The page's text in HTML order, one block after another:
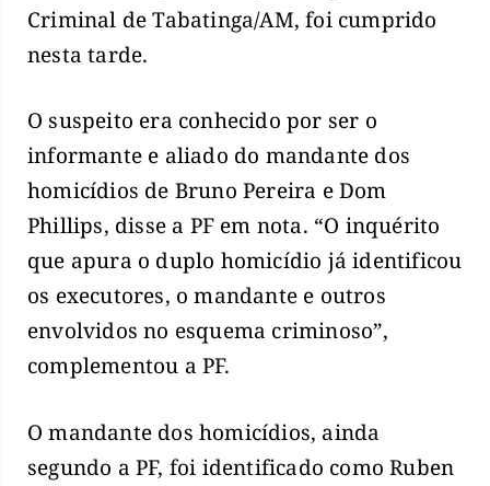
Criminal de Tabatinga/AM, foi cumprido
nesta tarde.
O suspeito era conhecido por ser o
informante e aliado do mandante dos
homicídios de Bruno Pereira e Dom
Phillips, disse a PF em nota. “O inquérito
que apura o duplo homicídio já identificou
os executores, o mandante e outros
envolvidos no esquema criminoso”,
complementou a PF.
O mandante dos homicídios, ainda
segundo a PF, foi identificado como Ruben